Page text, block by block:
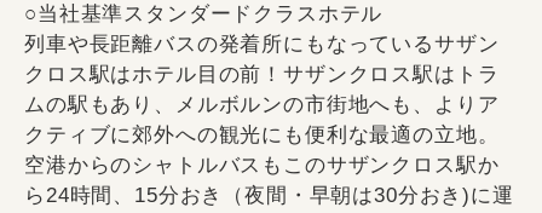
○当社基準スタンダードクラスホテル
列車や長距離バスの発着所にもなっているサザン
クロス駅はホテル目の前！サザンクロス駅はトラ
ムの駅もあり、メルボルンの市街地へも、よりア
クティブに郊外への観光にも便利な最適の立地。
空港からのシャトルバスもこのサザンクロス駅か
ら24時間、15分おき（夜間・早朝は30分おき)に運